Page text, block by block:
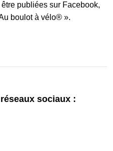
publiées sur Facebook,
boulot à vélo® ».
sociaux :